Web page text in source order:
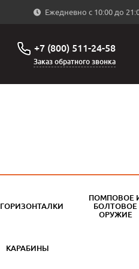
Ежедневно с 10:00 до
+7 (800) 511-24-58
Заказ обратного звонка
ГОРИЗОНТАЛКИ
ПОМПОВОЕ
БОЛТОВОЕ
ОРУЖИЕ
КАРАБИНЫ